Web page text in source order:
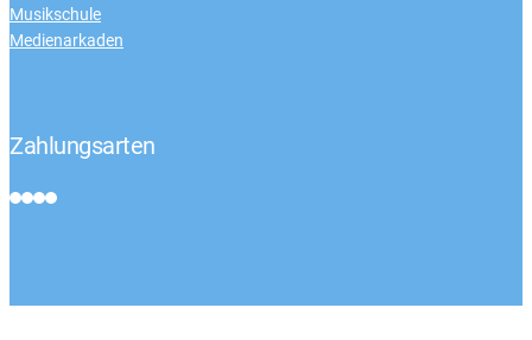
Musikschule
Medienarkaden
Zahlungsarten